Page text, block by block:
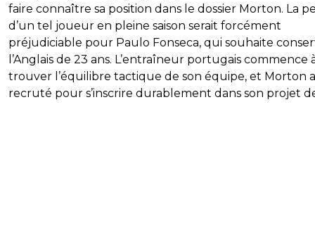
faire connaître sa position dans le dossier Morton. La
d’un tel joueur en pleine saison serait forcément
préjudiciable pour Paulo Fonseca, qui souhaite
l’Anglais de 23 ans. L’entraîneur portugais commence
trouver l’équilibre tactique de son équipe, et Morton
recruté pour s’inscrire durablement dans son projet